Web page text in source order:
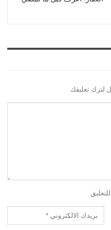
لترك تعليقك